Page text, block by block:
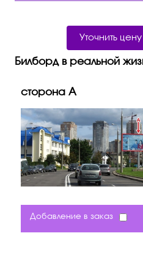
Уточнить
Билборд в реальной
сторона A
Добавление в заказ